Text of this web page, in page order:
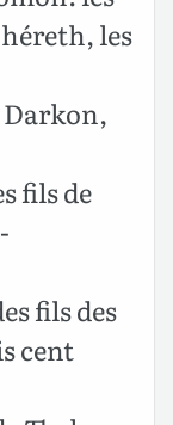
les
Darkon,
fils de
fils des
cent